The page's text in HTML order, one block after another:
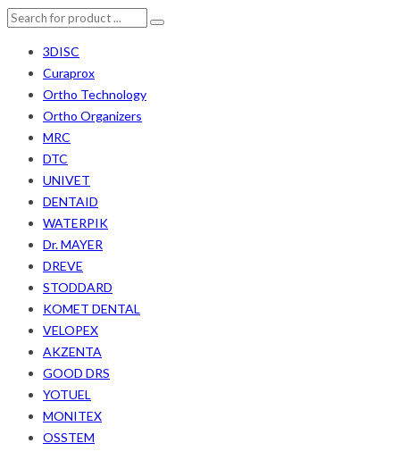
3DISC
Curaprox
Ortho Technology
Ortho Organizers
MRC
DTC
UNIVET
DENTAID
WATERPIK
Dr. MAYER
DREVE
STODDARD
KOMET DENTAL
VELOPEX
AKZENTA
GOOD DRS
YOTUEL
MONITEX
OSSTEM